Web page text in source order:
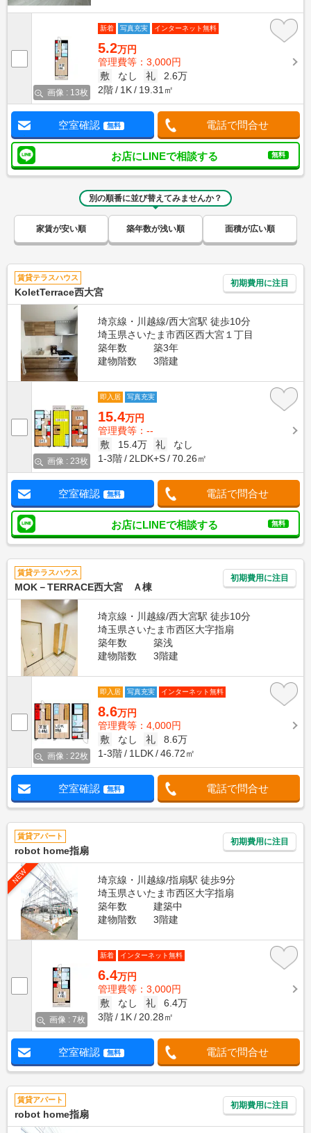
画像 : 13枚
新着 写真充実 インターネット無料
5.2万円
管理費等：3,000円
敷
なし 礼
2.6万
2階
1K 19.31㎡
空室確認 無料 電話で問合せ
お店にLINEで相談する 無料
別の順番に並び替えてみませんか？
家賃が安い順 築年数が浅い順 面積が広い順
賃貸テラスハウス
KoletTerrace西大宮
初期費用に注目
埼京線・川越線/西大宮駅 徒歩10分
埼玉県さいたま市西区西大宮１丁目
築年数
築3年
建物階数
3階建
画像 : 23枚
即入居 写真充実
15.4万円
管理費等：--
敷
15.4万 礼
なし
1-3階
2LDK+S 70.26㎡
空室確認 無料 電話で問合せ
お店にLINEで相談する 無料
賃貸テラスハウス
MOK－TERRACE西大宮 Ａ棟
初期費用に注目
埼京線・川越線/西大宮駅 徒歩10分
埼玉県さいたま市西区大字指扇
築年数
築浅
建物階数
3階建
画像 : 22枚
即入居 写真充実 インターネット無料
8.6万円
管理費等：4,000円
敷
なし 礼
8.6万
1-3階
1LDK 46.72㎡
空室確認 無料 電話で問合せ
賃貸アパート
robot home指扇
初期費用に注目
NEW
埼京線・川越線/指扇駅 徒歩9分
埼玉県さいたま市西区大字指扇
築年数
建築中
建物階数
3階建
画像 : 7枚
新着 インターネット無料
6.4万円
管理費等：3,000円
敷
なし 礼
6.4万
3階
1K 20.28㎡
空室確認 無料 電話で問合せ
賃貸アパート
robot home指扇
初期費用に注目